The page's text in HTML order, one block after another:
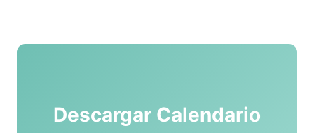
Descargar Calendario